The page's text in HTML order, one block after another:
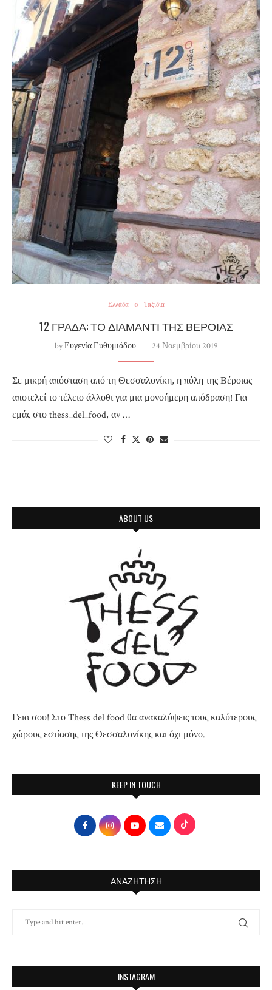
Ελλάδα Ταξίδια
12 ΓΡΑΔΑ: ΤΟ ΔΙΑΜΑΝΤΙ ΤΗΣ ΒΕΡΟΙΑΣ
byΕυγενία Ευθυμιάδου 24 Νοεμβρίου 2019
Σε μικρή απόσταση από τη Θεσσαλονίκη, η πόλη της Βέροιας
αποτελεί το τέλειο άλλοθι για μια μονοήμερη απόδραση! Για
εμάς στο thess_del_food, αν …
ABOUT US
Γεια σου! Στο Thess del food θα ανακαλύψεις τους καλύτερους
χώρους εστίασης της Θεσσαλονίκης και όχι μόνο.
KEEP IN TOUCH
ΑΝΑΖΉΤΗΣΗ
INSTAGRAM